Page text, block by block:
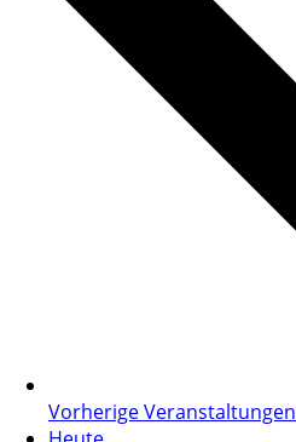
VorherigeVeranstaltungen